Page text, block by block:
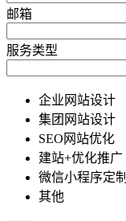
邮箱
服务类型
企业网站设计
集团网站设计
SEO网站优化
建站+优化推广
微信小程序定制
其他